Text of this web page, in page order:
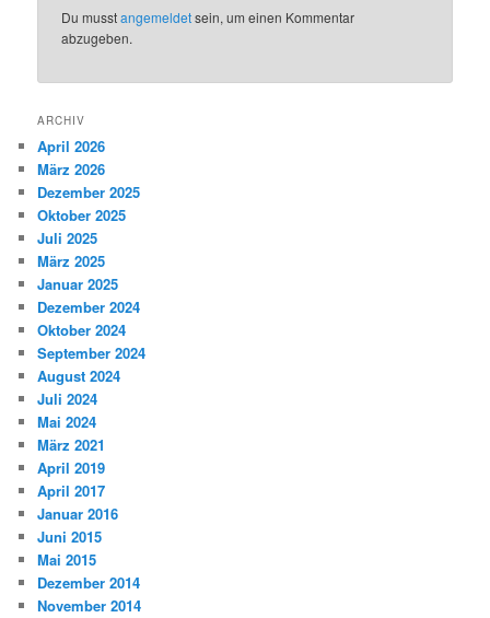
Du musstangemeldetsein, um einen Kommentar
abzugeben.
ARCHIV
April 2026
März 2026
Dezember 2025
Oktober 2025
Juli 2025
März 2025
Januar 2025
Dezember 2024
Oktober 2024
September 2024
August 2024
Juli 2024
Mai 2024
März 2021
April 2019
April 2017
Januar 2016
Juni 2015
Mai 2015
Dezember 2014
November 2014